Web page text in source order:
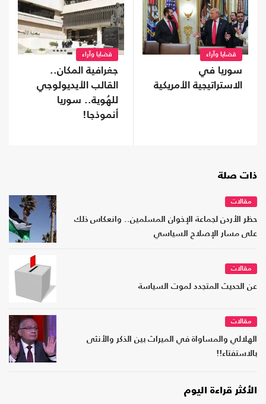
قضايا وآراء
سوريا في
الاستراتيجية الأمريكية
قضايا وآراء
جغرافية المكان..
القالب الأيديولوجي
للهُوية.. سوريا
أنموذجا!
ذات صلة
مقالات
حظر الأردن لجماعة الإخوان المسلمين.. وانعكاس ذلك
على مسار الإصلاح السياسي
مقالات
عن الحديث المتجدد لموت السياسة
مقالات
الهلالي والمساواة في الميراث بين الذكر والأنثى
بالاستفتاء!!
الأكثر قراءة اليوم